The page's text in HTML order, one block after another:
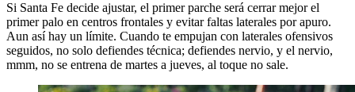
Si Santa Fe decide ajustar, el primer parche será cerrar mejor el
primer palo en centros frontales y evitar faltas laterales por apuro.
Aun así hay un límite. Cuando te empujan con laterales ofensivos
seguidos, no solo defiendes técnica; defiendes nervio, y el nervio,
mmm, no se entrena de martes a jueves, al toque no sale.